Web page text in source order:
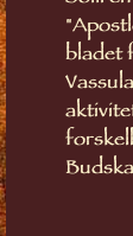
bladet